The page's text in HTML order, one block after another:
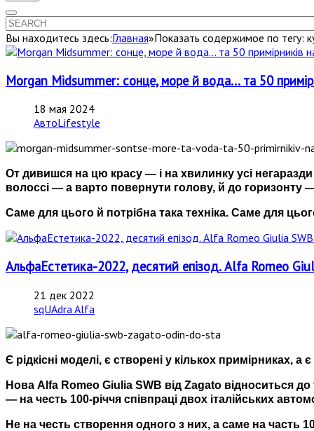
Вы находитесь здесь:Главная»Показать содержимое по тегу:
Morgan Midsummer: сонце, море й вода... та 50
18 мая 2024
АвтоLifestyle
От дивишся на цю красу — і на хвилинку усі
волоссі — а варто повернути голову, й до горизонту
Саме для цього й потрібна така техніка. Саме для
АльфаЕстетика-2022, деcятий епізод. Alfa Romeo
21 дек 2022
sqUAdra Alfa
Є рідкісні моделі, є створені у кількох примірниках, а
Нова Alfa Romeo Giulia SWB від Zagato відноситься
— на честь 100-річчя співпраці двох італійських
Не на честь створення одного з них, а саме на часть